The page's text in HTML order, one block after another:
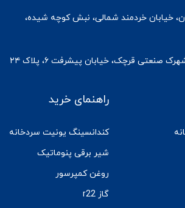
خیابان خردمند شمالی، نبش کوچه شیده،
صنعتی قرچک، خیابان پیشرفت ۶، پلاک ۲۴
راهنمای خرید
کندانسینگ یونیت سردخانه
شیر برقی پنوماتیک
روغن کمپرسور
گاز r22